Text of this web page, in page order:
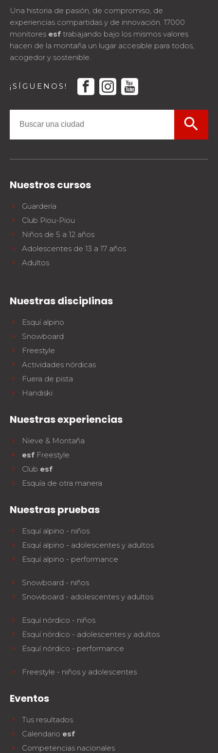
Una historia de pasión, de compromiso, de
experiencias compartidas y de innovación. 17000
monitores esf trabajando bajo los mismos valores
hacen de la montaña un lugar accesible para todos,
acogedor y sostenible.
¡SÍGUENOS! facebook instagram youtube
search
Nuestros cursos
Guardería
Club Piou-Piou
Niños de 5 a 12 años
Adolescentes de 13 a 17 años
Adultos
Nuestras disciplinas
Esquí alpino
Snowboard
Freestyle
Actividades nórdicas
Fuera de pista
Handiski
Nuestras experiencias
Nieve & Montaña
esf Freestyle
Club esf
Esquía de otra manera
Nuestras pruebas
Esquí alpino - niños
Esquí alpino - adolescentes y adultos
Esquí alpino - performance
Snowboard - niños
Snowboard - adolescentes y adultos
Esquí nórdico - niños
Esquí nórdico - adolescentes y adultos
Esquí nórdico - performance
Freestyle - niños y adolescentes
Eventos
Tus resultados
Calendario esf
Competencias nacionales